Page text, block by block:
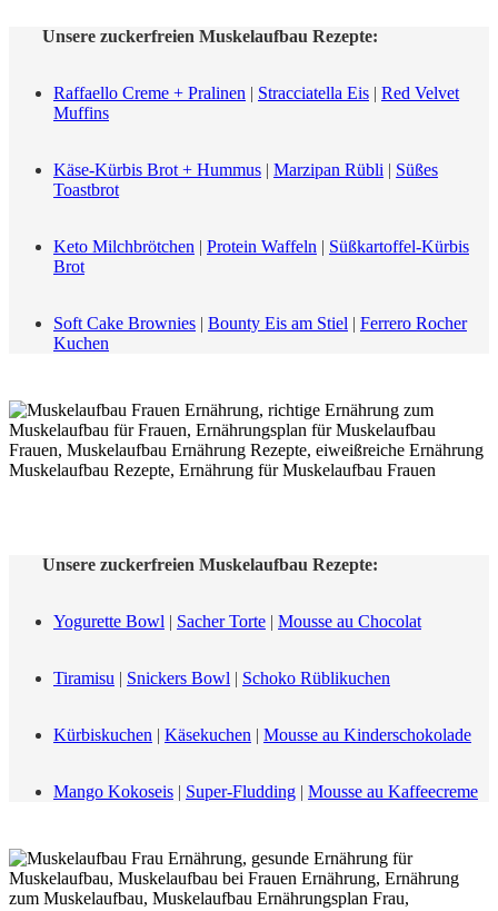
Unsere zuckerfreien Muskelaufbau Rezepte:
Raffaello Creme + Pralinen | Stracciatella Eis | Red Velvet
Muffins
Käse-Kürbis Brot + Hummus | Marzipan Rübli | Süßes
Toastbrot
Keto Milchbrötchen | Protein Waffeln | Süßkartoffel-Kürbis
Brot
Soft Cake Brownies | Bounty Eis am Stiel | Ferrero Rocher
Kuchen
Unsere zuckerfreien Muskelaufbau Rezepte:
Yogurette Bowl | Sacher Torte | Mousse au Chocolat
Tiramisu | Snickers Bowl | Schoko Rüblikuchen
Kürbiskuchen | Käsekuchen | Mousse au Kinderschokolade
Mango Kokoseis | Super-Fludding | Mousse au Kaffeecreme